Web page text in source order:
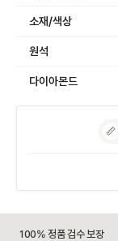
소재/색상
원석
다이아몬드
📏
100% 정품 검수 보장